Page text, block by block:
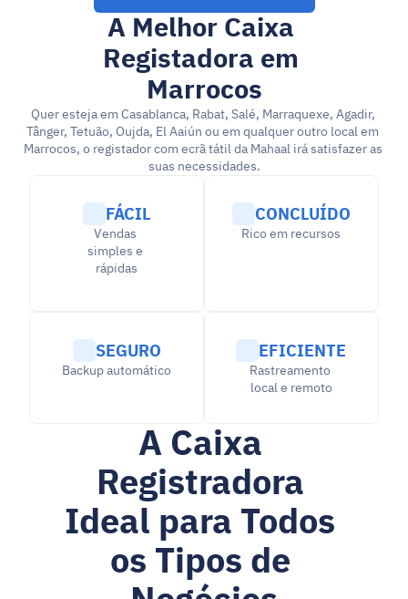
A Melhor Caixa
Registadora em
Marrocos
Quer esteja em Casablanca, Rabat, Salé, Marraquexe, Agadir,
Tânger, Tetuão, Oujda, El Aaiún ou em qualquer outro local em
Marrocos, o registador com ecrã tátil da Mahaal irá satisfazer as
suas necessidades.
FÁCIL
Vendas
simples e
rápidas
CONCLUÍDO
Rico em recursos
SEGURO
Backup automático
EFICIENTE
Rastreamento
local e remoto
A Caixa
Registradora
Ideal para Todos
os Tipos de